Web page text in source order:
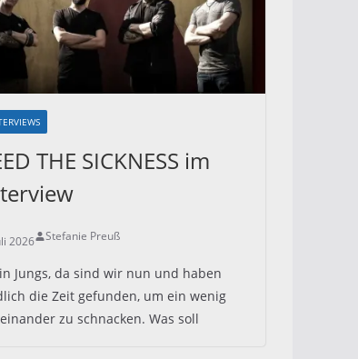
THE SICKNESS im
2026 Stefanie Preuß
Jungs, da sind wir nun und haben
die Zeit gefunden, um ein wenig
zu schnacken. Was soll